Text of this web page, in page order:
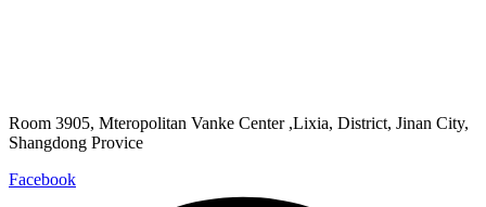
Room 3905, Mteropolitan Vanke Center ,Lixia, District, Jinan City,
Shangdong Provice
Facebook